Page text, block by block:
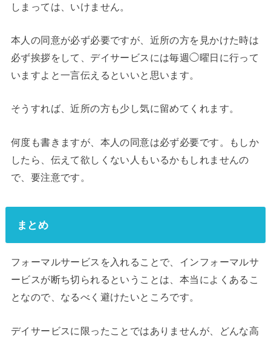
しまっては、いけません。
本人の同意が必ず必要ですが、近所の方を見かけた時は
必ず挨拶をして、デイサービスには毎週◯曜日に行って
いますよと一言伝えるといいと思います。
そうすれば、近所の方も少し気に留めてくれます。
何度も書きますが、本人の同意は必ず必要です。もしか
したら、伝えて欲しくない人もいるかもしれませんの
で、要注意です。
まとめ
フォーマルサービスを入れることで、インフォーマルサ
ービスが断ち切られるということは、本当によくあるこ
となので、なるべく避けたいところです。
デイサービスに限ったことではありませんが、どんな高